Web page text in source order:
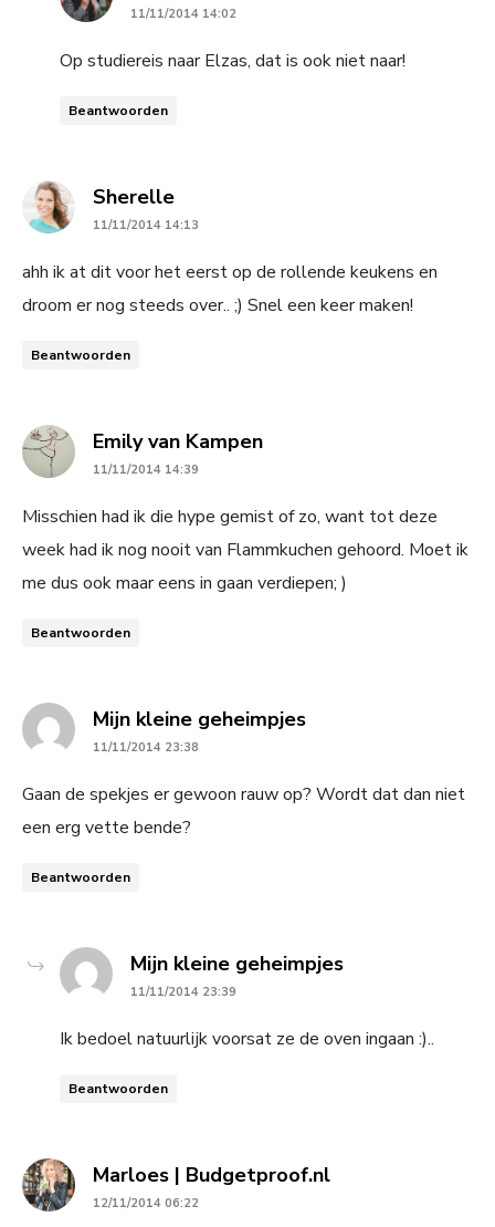
11/11/2014 14:02
Op studiereis naar Elzas, dat is ook niet naar!
Beantwoorden
Sherellesays:
11/11/2014 14:13
ahh ik at dit voor het eerst op de rollende keukens en
droom er nog steeds over.. ;) Snel een keer maken!
Beantwoorden
Emily van Kampensays:
11/11/2014 14:39
Misschien had ik die hype gemist of zo, want tot deze
week had ik nog nooit van Flammkuchen gehoord. Moet ik
me dus ook maar eens in gaan verdiepen; )
Beantwoorden
Mijn kleine geheimpjessays:
11/11/2014 23:38
Gaan de spekjes er gewoon rauw op? Wordt dat dan niet
een erg vette bende?
Beantwoorden
Mijn kleine geheimpjessays:
11/11/2014 23:39
Ik bedoel natuurlijk voorsat ze de oven ingaan :)..
Beantwoorden
Marloes | Budgetproof.nlsays:
12/11/2014 06:22